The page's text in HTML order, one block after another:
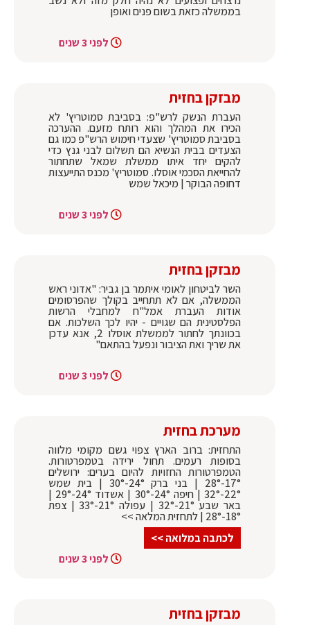
בממשלה כזאת בשום פנים ואופן
לפני 3 שנים
מבזקן בחזית
העברת הנשק לרש"פ: בסביבת סמוטריץ' לא
הכירו את המהלך והוא רותח מזעם. ההערכה
בסביבת סמוטריץ' שצעדי חימוש הרש"פ כמו גם
הצעדים בבית הנשיא הם תשלום לבני גנץ כדי
להקים יחד איתו ממשלת שמאל שתחתור
להחייאת הסכמי אוסלו. סמוטריץ' מכנס התייעצות
דחופה הבוקר | מיכאל שמש
לפני 3 שנים
מבזקן בחזית
השר לביטחון לאומי איתמר בן גביר: "אדוני ראש
הממשלה, אם לא תתחייב בקולך שהפרסומים
אודות העברת אמל"ח למחבלי הרשות
הפלסטינית הם שגויים - יהיו לכך השלכות. אם
בכוונתך לחתור לממשלת אוסלו 2, אנא עדכן
את שריך ואת הציבור ונפעל בהתאם"
לפני 3 שנים
מערכת בחזית
התחזית: ברוב הארץ צפוי גשם מקומי מלווה
בסופות רעמים. תחול ירידה בטמפרטורות.
הטמפרטורות החזויות להיום בערים: ירושלים
17°-28° | בני ברק 24°-30° | בית שמש
22°-32° | חיפה 24°-30° | אשדוד 24°-29° |
באר שבע 21°-32° | עפולה 21°-33° | צפת
18°-28° | לתחזית המלאה >>
לכתבה במלואה >>
לפני 3 שנים
מבזקן בחזית